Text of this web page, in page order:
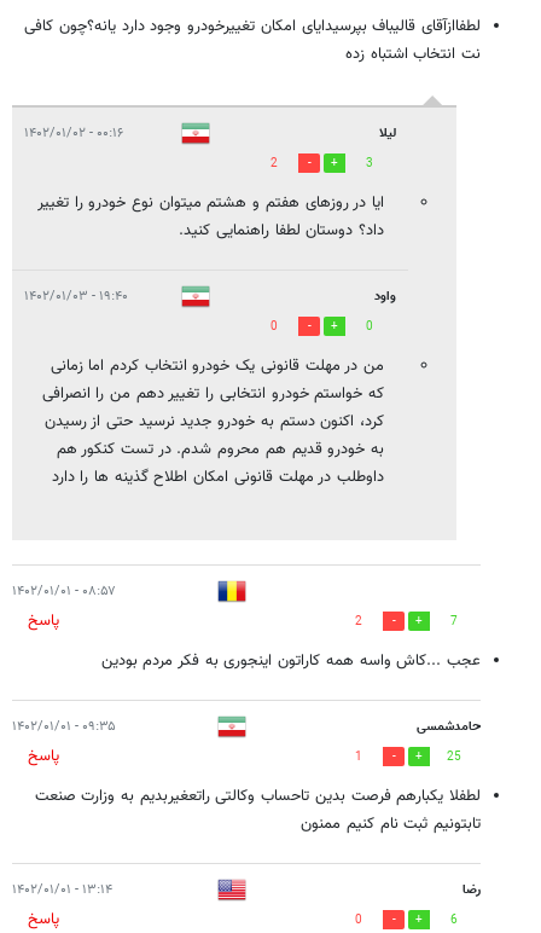
لطفاازآقای قالیباف بپرسیدایای امکان تغییرخودرو وجود دارد یانه؟چون کافی
نت انتخاب اشتباه زده
لیلا ۰۰:۱۶ - ۱۴۰۲/۰۱/۰۲
3
2
ایا در روزهای هفتم و هشتم میتوان نوع خودرو را تغییر
داد؟ دوستان لطفا راهنمایی کنید.
واود ۱۹:۴۰ - ۱۴۰۲/۰۱/۰۳
0
0
من در مهلت قانونی یک خودرو انتخاب کردم اما زمانی
که خواستم خودرو انتخابی را تغییر دهم من را انصرافی
کرد، اکنون دستم به خودرو جدید نرسید حتی از رسیدن
به خودرو قدیم هم محروم شدم. در تست کنکور هم
داوطلب در مهلت قانونی امکان اطلاح گذینه ها را دارد
۰۸:۵۷ - ۱۴۰۲/۰۱/۰۱
7
2
پاسخ
عجب ...کاش واسه همه کاراتون اینجوری به فکر مردم بودین
حامدشمسی ۰۹:۳۵ - ۱۴۰۲/۰۱/۰۱
25
1
پاسخ
لطفلا یکبارهم فرصت بدین تاحساب وکالتی راتعغیربدیم به وزارت صنعت
تابتونیم ثبت نام کنیم ممنون
رضا ۱۳:۱۴ - ۱۴۰۲/۰۱/۰۱
6
0
پاسخ